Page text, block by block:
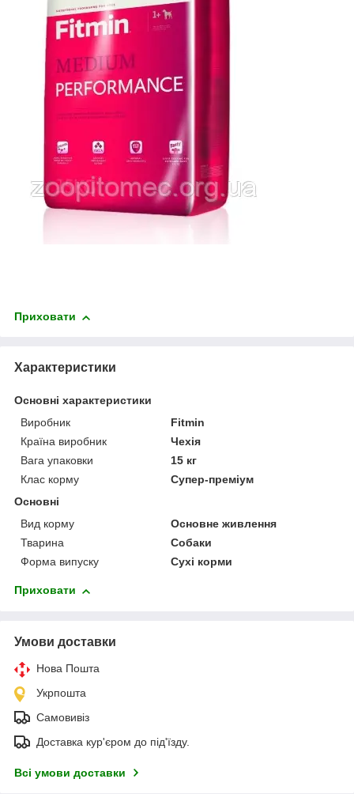
Приховати
Характеристики
Основні характеристики
Виробник
Fitmin
Країна виробник
Чехія
Вага упаковки
15 кг
Клас корму
Супер-преміум
Основні
Вид корму
Основне живлення
Тварина
Собаки
Форма випуску
Сухі корми
Приховати
Умови доставки
Нова Пошта
Укрпошта
Самовивіз
Доставка кур'єром до під'їзду.
Всі умови доставки